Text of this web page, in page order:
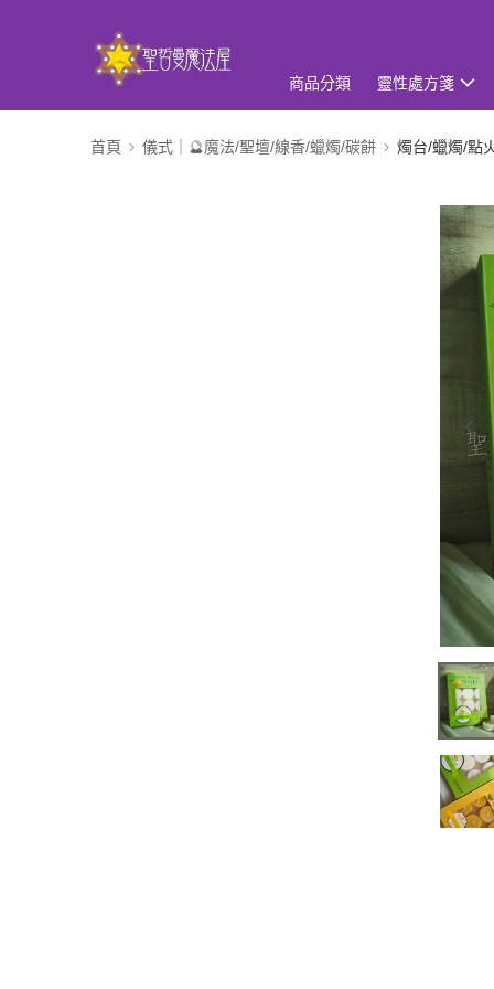
商品分類 靈性處方箋
首頁 儀式｜🔮魔法/聖壇/線香/蠟燭/碳餅 燭台/蠟燭/點